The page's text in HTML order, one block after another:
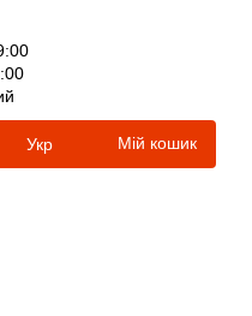
Укр Мій кошик